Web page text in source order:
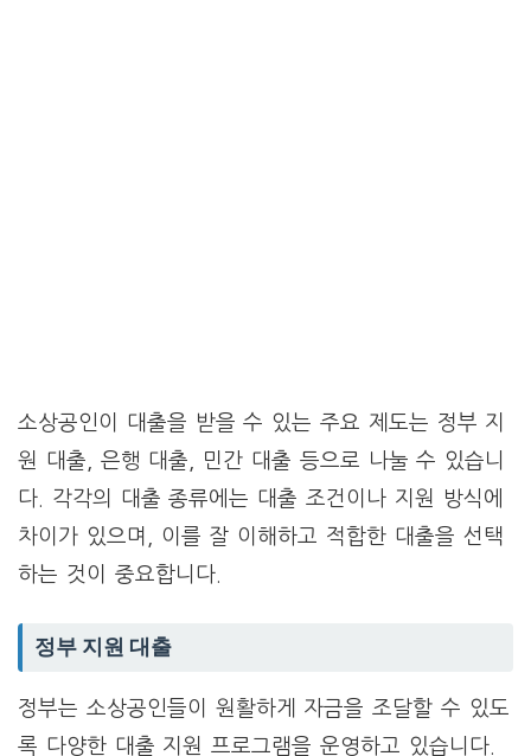
소상공인이 대출을 받을 수 있는 주요 제도는 정부 지
원 대출, 은행 대출, 민간 대출 등으로 나눌 수 있습니
다. 각각의 대출 종류에는 대출 조건이나 지원 방식에
차이가 있으며, 이를 잘 이해하고 적합한 대출을 선택
하는 것이 중요합니다.
정부 지원 대출
정부는 소상공인들이 원활하게 자금을 조달할 수 있도
록 다양한 대출 지원 프로그램을 운영하고 있습니다.